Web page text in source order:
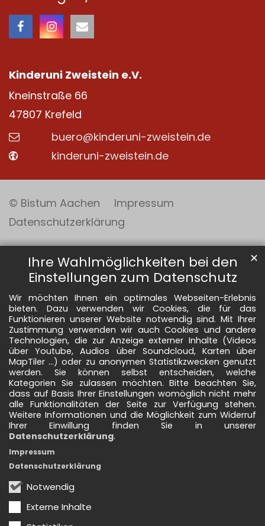
Ihre Wahlmöglichkeiten bei den
Einstellungen zum Datenschutz
Wir möchten Ihnen ein optimales Webseiten-Erlebnis
bieten. Dazu verwenden wir Cookies, die für das
Funktionieren unserer Website notwendig sind. Mit Ihrer
Zustimmung verwenden wir auch Cookies und andere
Technologien, die zur Anzeige externer Inhalte (Videos
über Youtube, Audios über Soundcloud, Karten über
MapTiler ...) oder zu anonymen Statistikzwecken genutzt
werden. Sie können selbst entscheiden, welche
Kategorien Sie zulassen möchten. Bitte beachten Sie,
dass auf Basis Ihrer Einstellungen womöglich nicht mehr
alle Funktionalitäten der Seite zur Verfügung stehen.
Weitere Informationen und die Möglichkeit zum Widerruf
Ihrer Einwillung finden Sie in unserer
Datenschutzerklärung.
Notwendig
Externe Inhalte
✕
Impressum
Datenschutzerklärung
Kinderuni Zweistein e.V.
Kneinstraße 66
47807 Krefeld
buero@kinderuni-zweistein.de
kinderuni-zweistein.de
© Bistum Aachen
Impressum
Datenschutzerklärung